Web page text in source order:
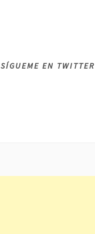
SÍGUEME EN TWITTER